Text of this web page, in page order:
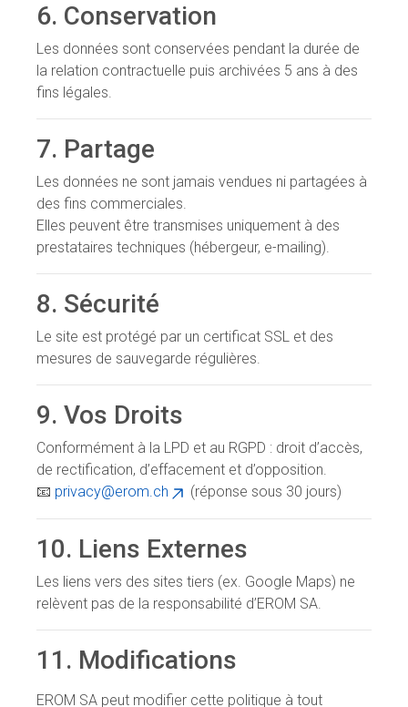
6. Conservation
Les données sont conservées pendant la durée de
la relation contractuelle puis archivées 5 ans à des
fins légales.
7. Partage
Les données ne sont jamais vendues ni partagées à
des fins commerciales.
Elles peuvent être transmises uniquement à des
prestataires techniques (hébergeur, e-mailing).
8. Sécurité
Le site est protégé par un certificat SSL et des
mesures de sauvegarde régulières.
9. Vos Droits
Conformément à la LPD et au RGPD : droit d’accès,
de rectification, d’effacement et d’opposition.
📧 privacy@erom.ch (réponse sous 30 jours)
10. Liens Externes
Les liens vers des sites tiers (ex. Google Maps) ne
relèvent pas de la responsabilité d’EROM SA.
11. Modifications
EROM SA peut modifier cette politique à tout